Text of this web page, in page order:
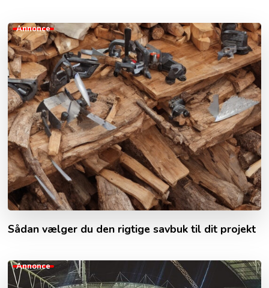
Annonce
Sådan vælger du den rigtige savbuk til dit projekt
Annonce